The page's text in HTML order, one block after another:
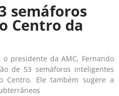
semáforos
Centro da
presidente da AMC, Fernando
de 53 semáforos inteligentes
Centro. Ele também sugere a